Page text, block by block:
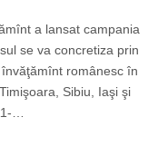
a lansat campania
se va concretiza prin
românesc în
Sibiu, Iaşi şi
…